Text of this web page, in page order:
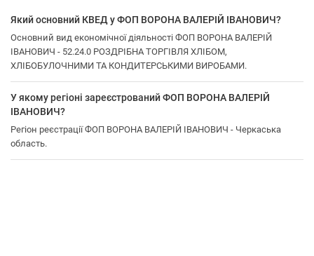
Який основний КВЕД у ФОП ВОРОНА ВАЛЕРІЙ ІВАНОВИЧ?
Основний вид економічної діяльності ФОП ВОРОНА ВАЛЕРІЙ
ІВАНОВИЧ - 52.24.0 РОЗДРІБНА ТОРГІВЛЯ ХЛІБОМ,
ХЛІБОБУЛОЧНИМИ ТА КОНДИТЕРСЬКИМИ ВИРОБАМИ.
У якому регіоні зареєстрований ФОП ВОРОНА ВАЛЕРІЙ
ІВАНОВИЧ?
Регіон реєстрації ФОП ВОРОНА ВАЛЕРІЙ ІВАНОВИЧ - Черкаська
область.